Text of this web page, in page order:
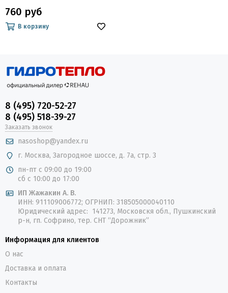
760 руб
В корзину
8 (495) 720-52-27
8 (495) 518-39-27
Заказать звонок
nasoshop@yandex.ru
г. Москва, Загородное шоссе, д. 7а, стр. 3
пн-пт с 09:00 до 19:00
сб с 10:00 до 17:00
ИП Жажакин А. В.
ИНН: 911109006772; ОГРНИП: 318505000040110
Юридический адрес: 141273, Московскя обл., Пушкинский
р-н, гп. Софрино, тер. СНТ “Дорожник”
Информация для клиентов
О нас
Доставка и оплата
Контакты